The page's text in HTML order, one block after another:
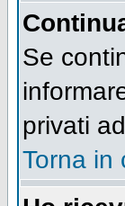
Se
privati
Torna in